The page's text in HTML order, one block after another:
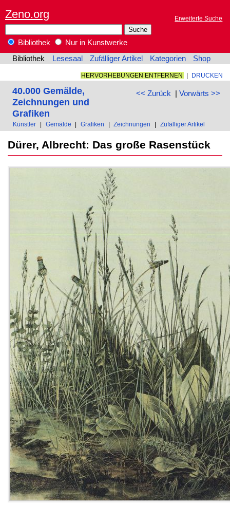
Zeno.org Erweiterte Suche
Bibliothek
Nur in Kunstwerke
Bibliothek
Lesesaal Zufälliger Artikel Kategorien Shop
HERVORHEBUNGEN ENTFERNEN DRUCKEN
<< Zurück | Vorwärts >>
40.000 Gemälde,
Zeichnungen und
Grafiken
Künstler Gemälde Grafiken Zeichnungen Zufälliger Artikel
Dürer, Albrecht: Das große Rasenstück